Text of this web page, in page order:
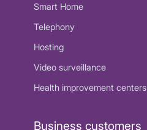
Smart Home
Telephony
Hosting
Video surveillance
Health improvement centers
Business customers